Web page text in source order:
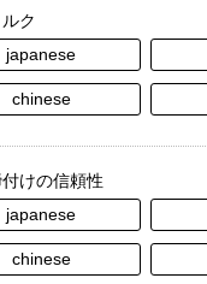
ク
japanese
chinese
けの信頼性
japanese
chinese